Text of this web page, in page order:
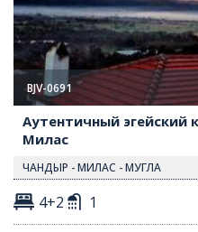
BJV-0691
Аутентичный
Милас
ЧАНДЫР - МИЛАС - МУГЛА
4+2 1